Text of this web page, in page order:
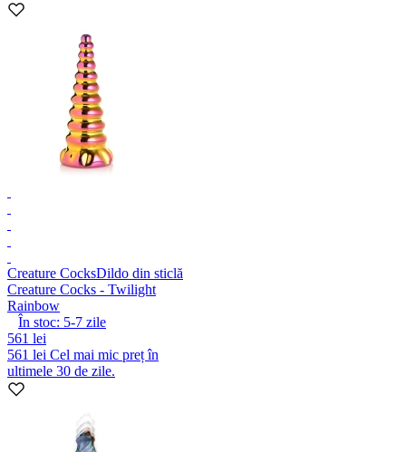
Creature CocksDildo din sticlă
Creature Cocks - Twilight
Rainbow
În stoc: 5-7 zile
561 lei
561 lei Cel mai mic preț în
ultimele 30 de zile.